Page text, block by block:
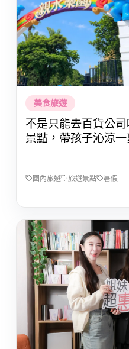
美食旅遊
不是只能去百貨公
景點，帶孩子沁涼一
國內旅遊 旅遊景點 暑假